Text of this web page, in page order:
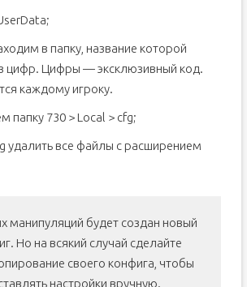
в папку, название которой
цифр. Цифры — эксклюзивный код.
каждому игроку.
папку 730 > Local > cfg;
удалить все файлы с расширением
манипуляций будет создан новый
Но на всякий случай сделайте
своего конфига, чтобы
настройки вручную.